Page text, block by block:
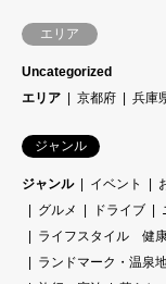
エリア
Uncategorized
エリア
京都府 兵庫
ジャンル
ジャンル イベント
グルメ
ドライブ
ライフスタイル 健
ランドマーク・温泉